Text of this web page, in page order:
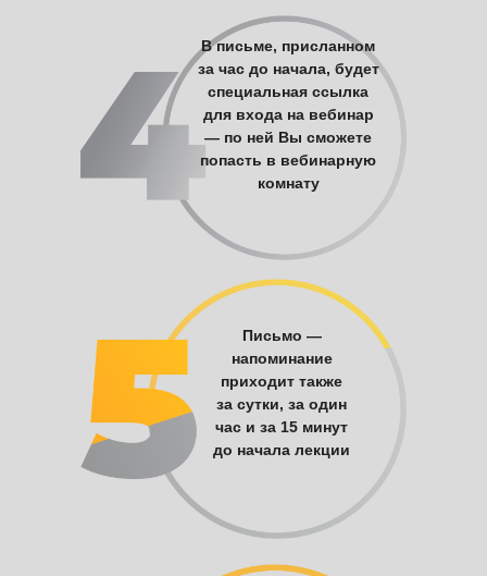
В письме, присланном
за час до начала, будет
специальная ссылка
для входа на вебинар
— по ней Вы сможете
попасть в вебинарную
комнату
Письмо —
напоминание
приходит также
за сутки, за один
час и за 15 минут
до начала лекции